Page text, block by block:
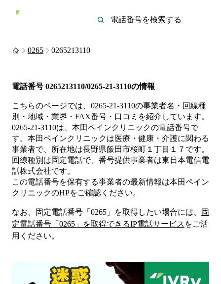
0265 0265213110
電話番号 0265213110/0265-21-3110の情報
こちらのページでは、 0265-21-3110の事業者名・回線種
別・地域・業界・FAX番号・口コミを紹介しています。
0265-21-3110は、 本田ペインクリニックの電話番号で
す。 本田ペインクリニックは医療・健康・介護に関わる
事業者で、所在地は長野県飯田市桜町１丁目１７ です。
回線種別は固定電話で、番号提供事業者は東日本電信電
話株式会社です。
この電話番号を保有する事業者の最新情報は本田ペイン
クリニックのHPをご確認ください。
なお、固定電話番号「 0265 」を取得したい場合には、
固
定電話番号「 0265 」を取得できるIP電話サービス をご活
用ください。